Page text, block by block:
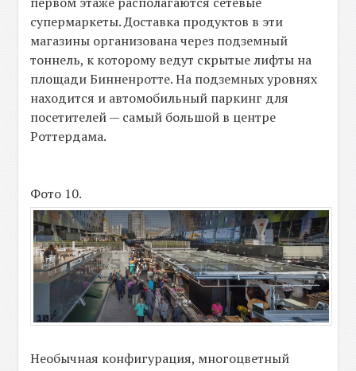
супермаркеты. Доставка продуктов в эти
магазины организована через подземный
тоннель, к которому ведут скрытые лифты на
площади Бинненротте. На подземных уровнях
находится и автомобильный паркинг для
посетителей — самый большой в центре
Роттердама.
Фото 10.
Необычная конфигурация, многоцветный